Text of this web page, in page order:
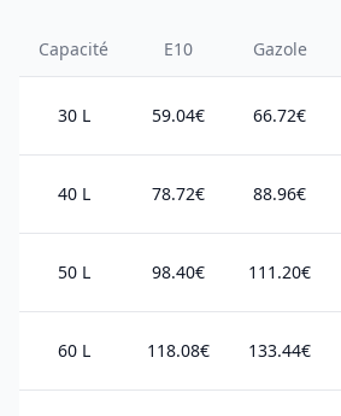
Capacité E10 Gazole
30 L 59.04€ 66.72€
40 L 78.72€ 88.96€
50 L 98.40€ 111.20€
60 L 118.08€ 133.44€